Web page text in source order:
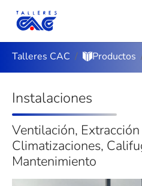
Saltar al contenido principal
Talleres CAC Productos
Instalaciones
Ventilación,
Climatizaciones,
Mantenimiento